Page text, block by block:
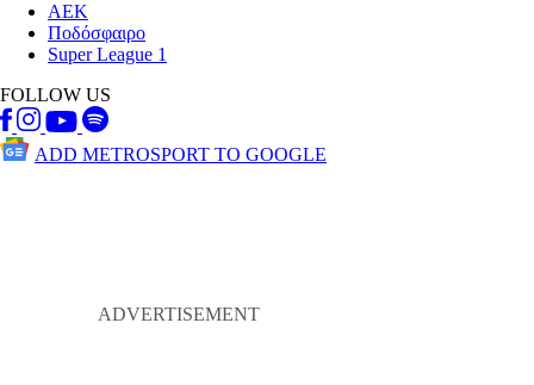
ΑΕΚ
Ποδόσφαιρο
Super League 1
FOLLOW US
ADD METROSPORT TO GOOGLE